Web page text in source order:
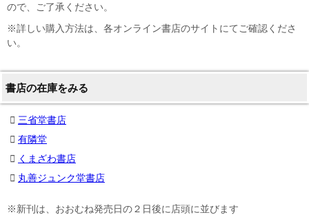
ので、ご了承ください。
※詳しい購入方法は、各オンライン書店のサイトにてご確認くださ
い。
書店の在庫をみる
三省堂書店
有隣堂
くまざわ書店
丸善ジュンク堂書店
※新刊は、おおむね発売日の２日後に店頭に並びます